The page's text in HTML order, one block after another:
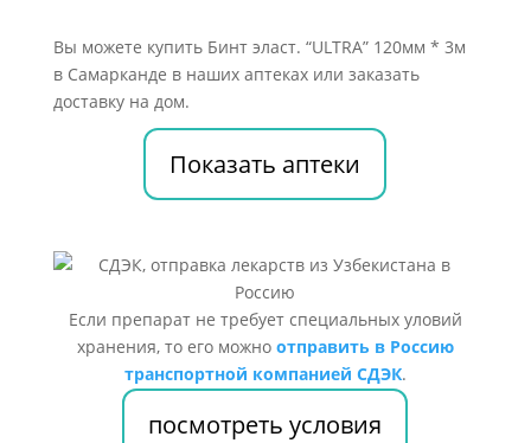
Вы можете купить Бинт эласт. “ULTRA” 120мм * 3м
в Самарканде в наших аптеках или заказать
доставку на дом.
Показать аптеки
Если препарат не требует специальных уловий
хранения, то его можно отправить в Россию
транспортной компанией СДЭК.
посмотреть условия